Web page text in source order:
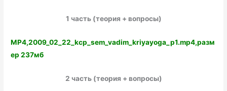
1 часть (теория + вопросы)
MP4,2009_02_22_kcp_sem_vadim_kriyayoga_p1.mp4,разм
ер 237мб
2 часть (теория + вопросы)